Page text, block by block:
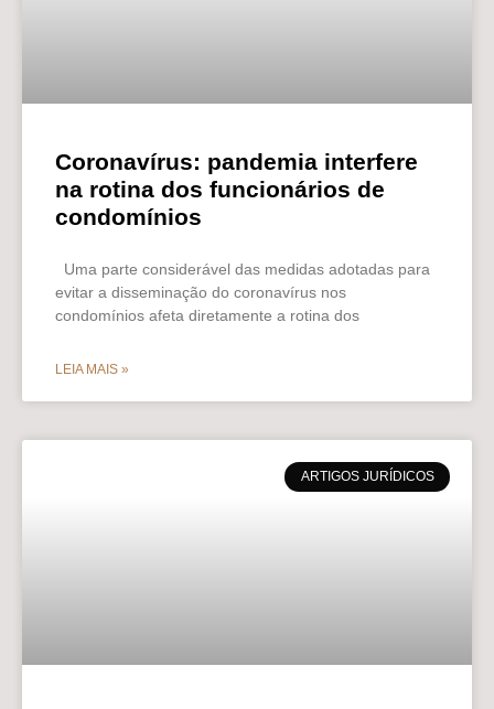
Coronavírus: pandemia interfere
na rotina dos funcionários de
condomínios
Uma parte considerável das medidas adotadas para
evitar a disseminação do coronavírus nos
condomínios afeta diretamente a rotina dos
LEIA MAIS »
ARTIGOS JURÍDICOS